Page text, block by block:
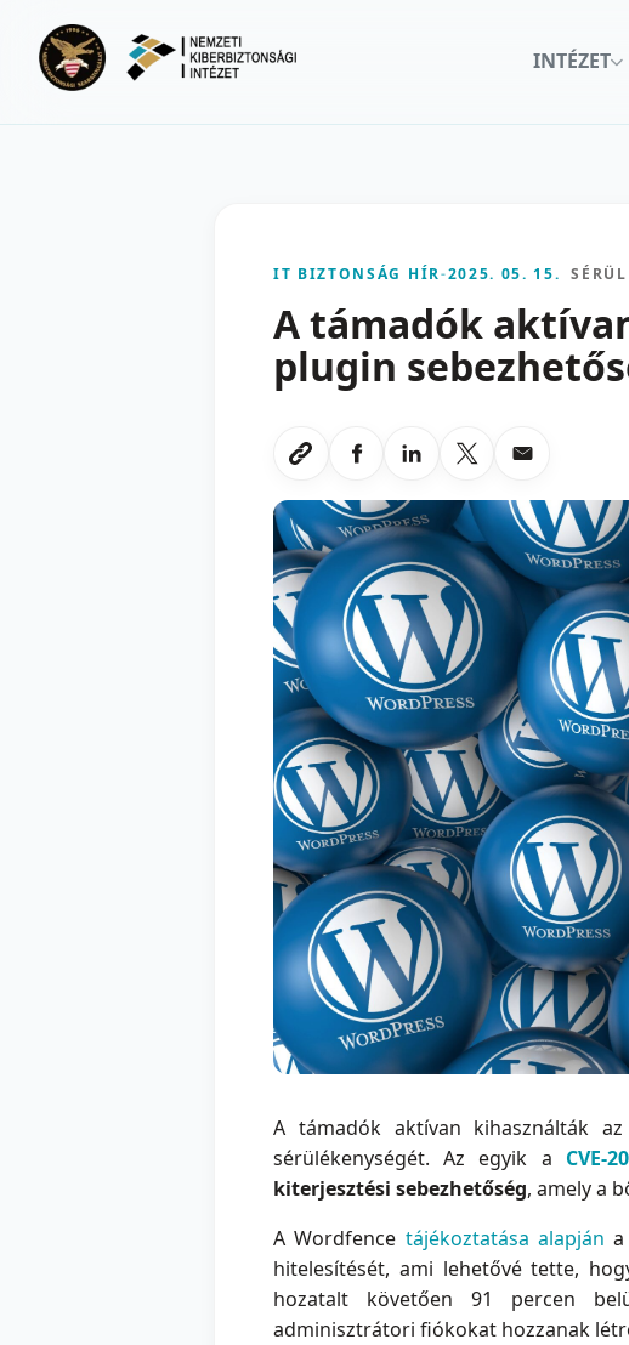
INTÉZET
IT BIZTONSÁG HÍR-2025. 05. 15.
A támadók
plugin
Link masolasa
Megosztas Facebookon
Megosztas LinkedInen
Megosztas X-en
Megosztas
A támadók aktívan kihasználták az
sérülékenységét. Az egyik a CVE-
kiterjesztési sebezhetőség, amely a
A Wordfence tájékoztatása alapján a
hitelesítését, ami lehetővé tette,
hozatalt követően 91 percen
adminisztrátori fiókokat hozzanak